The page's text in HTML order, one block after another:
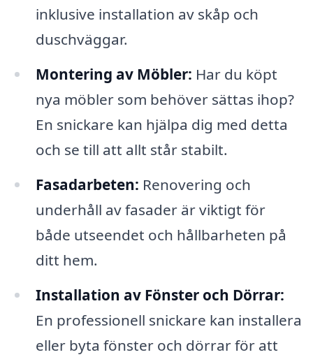
inklusive installation av skåp och
duschväggar.
Montering av Möbler: Har du köpt
nya möbler som behöver sättas ihop?
En snickare kan hjälpa dig med detta
och se till att allt står stabilt.
Fasadarbeten: Renovering och
underhåll av fasader är viktigt för
både utseendet och hållbarheten på
ditt hem.
Installation av Fönster och Dörrar:
En professionell snickare kan installera
eller byta fönster och dörrar för att